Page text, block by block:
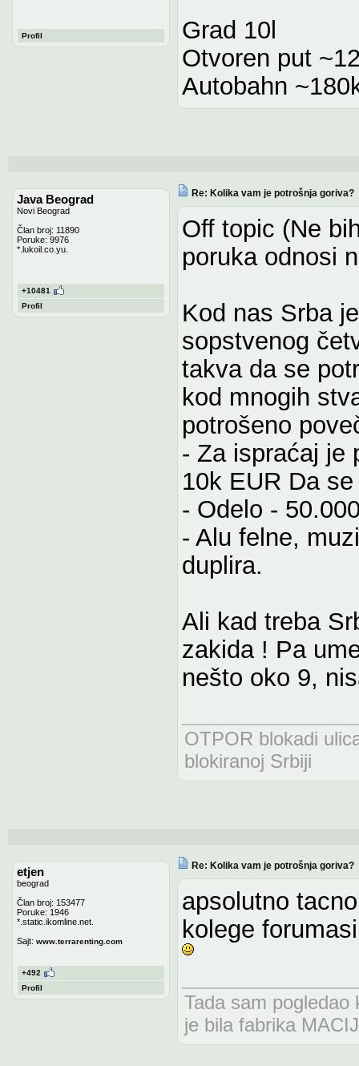
Profil
Grad 10l
Otvoren put
Autobahn
Java Beograd
Novi Beograd
Član broj: 11890
Poruke: 9976
*.lukoil.co.yu.
+10481
Profil
Re: Kolika vam je potrošnja goriva?
Off topic (Ne
poruka odnosi
Kod nas Srba
sopstvenog
takva da se
kod mnogih
potrošeno
- Za ispraćaj je
10k EUR Da
- Odelo -
- Alu felne,
duplira.
Ali kad treba
zakida ! Pa
nešto oko 9,
OTPOR blokadi
blokiranoj Srbiji
etjen
beograd
Član broj: 153477
Poruke: 1946
*.static.ikomline.net.
Sajt: www.terrarenting.com
+492
Profil
Re: Kolika vam je potrošnja goriva?
apsolutno
kolege
Tada sam
je bila fabrika